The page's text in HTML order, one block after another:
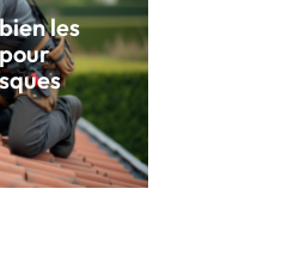
les